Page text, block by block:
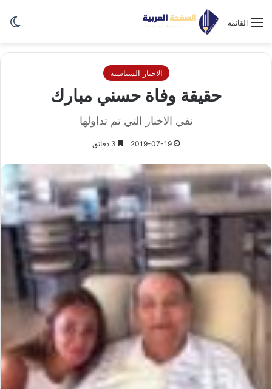
القائمة
الاخبار السياسية
حقيقة وفاة حسني مبارك
نفي الاخبار التي تم تداولها
2019-07-19